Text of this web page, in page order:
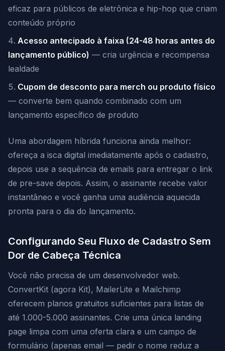
eficaz para públicos de eletrônica e hip-hop que criam
conteúdo próprio
Acesso antecipado à faixa (24-48 horas antes do
lançamento público) — cria urgência e recompensa
lealdade
Cupom de desconto para merch ou produto físico
— converte bem quando combinado com um
lançamento específico de produto
Uma abordagem híbrida funciona ainda melhor:
ofereça a isca digital imediatamente após o cadastro,
depois use a sequência de emails para entregar o link
de pre-save depois. Assim, o assinante recebe valor
instantâneo e você ganha uma audiência aquecida
pronta para o dia do lançamento.
Configurando Seu Fluxo de Cadastro Sem
Dor de Cabeça Técnica
Você não precisa de um desenvolvedor web.
ConvertKit (agora Kit), MailerLite e Mailchimp
oferecem planos gratuitos suficientes para listas de
até 1.000-5.000 assinantes. Crie uma única landing
page limpa com uma oferta clara e um campo de
formulário (apenas email — pedir o nome reduz a